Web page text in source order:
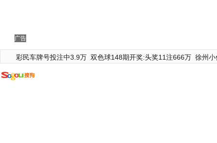
广告
彩民车牌号投注中3.9万 双色球148期开奖:头奖11注666万 徐州